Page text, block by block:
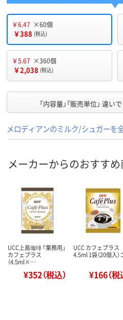
￥6.47 ×60個
￥388 (税込)
￥5.67 ×360個
￥2,038 (税込)
「内容量」「販売単位」 違い
メロディアンのミルク/シュガーを
メーカーからのおすす
UCC上島珈琲 「業務用」
カフェプラス
（4.5ml×…
¥352（税込）
UCC カフェプラス
4.5ml 1袋（20個入
¥166（税